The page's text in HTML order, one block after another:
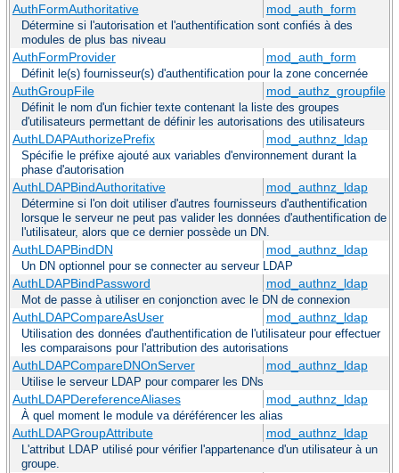
AuthFormAuthoritative mod_auth_form
Détermine si l'autorisation et l'authentification sont confiés à des
modules de plus bas niveau
AuthFormProvider mod_auth_form
Définit le(s) fournisseur(s) d'authentification pour la zone concernée
AuthGroupFile mod_authz_groupfile
Définit le nom d'un fichier texte contenant la liste des groupes
d'utilisateurs permettant de définir les autorisations des utilisateurs
AuthLDAPAuthorizePrefix mod_authnz_ldap
Spécifie le préfixe ajouté aux variables d'environnement durant la
phase d'autorisation
AuthLDAPBindAuthoritative mod_authnz_ldap
Détermine si l'on doit utiliser d'autres fournisseurs d'authentification
lorsque le serveur ne peut pas valider les données d'authentification de
l'utilisateur, alors que ce dernier possède un DN.
AuthLDAPBindDN mod_authnz_ldap
Un DN optionnel pour se connecter au serveur LDAP
AuthLDAPBindPassword mod_authnz_ldap
Mot de passe à utiliser en conjonction avec le DN de connexion
AuthLDAPCompareAsUser mod_authnz_ldap
Utilisation des données d'authentification de l'utilisateur pour effectuer
les comparaisons pour l'attribution des autorisations
AuthLDAPCompareDNOnServer mod_authnz_ldap
Utilise le serveur LDAP pour comparer les DNs
AuthLDAPDereferenceAliases mod_authnz_ldap
À quel moment le module va déréférencer les alias
AuthLDAPGroupAttribute mod_authnz_ldap
L'attribut LDAP utilisé pour vérifier l'appartenance d'un utilisateur à un
groupe.